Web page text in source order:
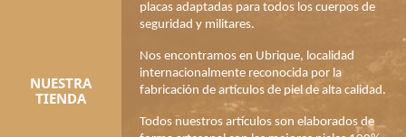
NUESTRA
TIENDA
placas adaptadas para todos los cuerpos de
seguridad y militares.
Nos encontramos en Ubrique, localidad
internacionalmente reconocida por la
fabricación de artículos de piel de alta calidad.
Todos nuestros artículos son elaborados de